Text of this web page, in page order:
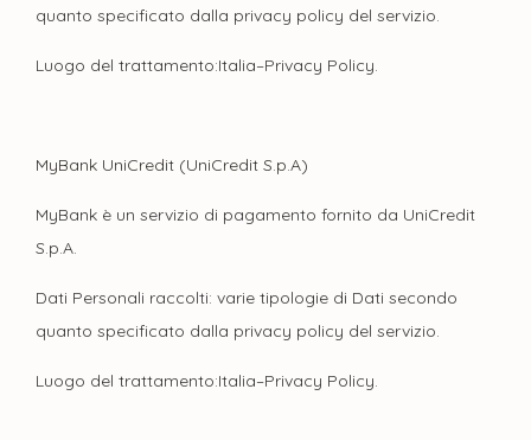
quanto specificato dalla privacy policy del servizio.
Luogo del trattamento:Italia–Privacy Policy.
MyBank UniCredit (UniCredit S.p.A)
MyBank è un servizio di pagamento fornito da UniCredit
S.p.A.
Dati Personali raccolti: varie tipologie di Dati secondo
quanto specificato dalla privacy policy del servizio.
Luogo del trattamento:Italia–Privacy Policy.